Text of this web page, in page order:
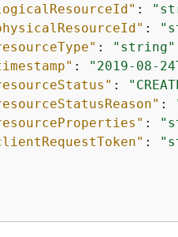
:
:
: "string"
: "2019-08-
:
:
:
: